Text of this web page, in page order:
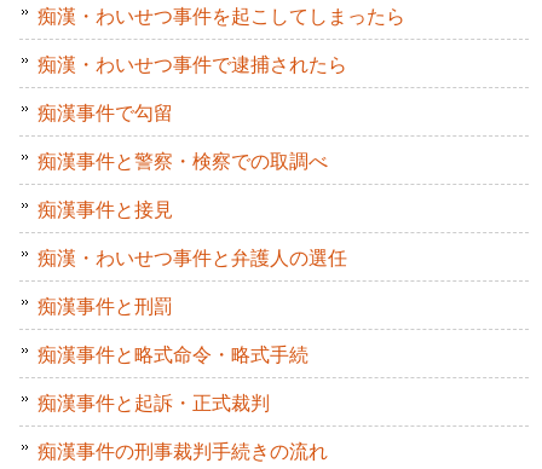
痴漢・わいせつ事件を起こしてしまったら
痴漢・わいせつ事件で逮捕されたら
痴漢事件で勾留
痴漢事件と警察・検察での取調べ
痴漢事件と接見
痴漢・わいせつ事件と弁護人の選任
痴漢事件と刑罰
痴漢事件と略式命令・略式手続
痴漢事件と起訴・正式裁判
痴漢事件の刑事裁判手続きの流れ